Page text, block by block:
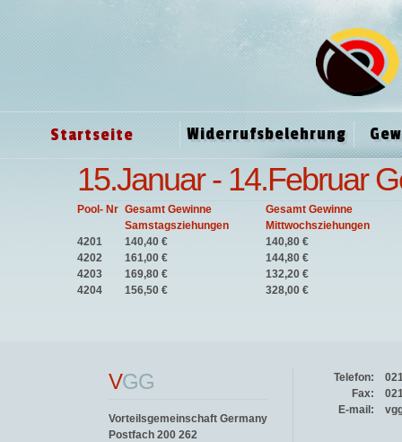
Startseite Widerrufsbelehrung
15.Januar - 14.Februar
Pool- Nr Gesamt Gewinne
Samstagsziehungen
Gesamt Gewinne
Mittwochsziehungen
4201
140,40 €
140,80 €
4202
161,00 €
144,80 €
4203
169,80 €
132,20 €
4204
156,50 € 328,00 €
VGG
Vorteilsgemeinschaft Germany
Postfach 200 262
Telefon:
Fax:
E-mail: